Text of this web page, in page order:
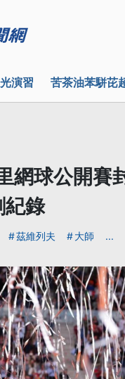
演習 苦茶油苯駢芘
網球公開賽
紀錄
茲維列夫 大師 ...